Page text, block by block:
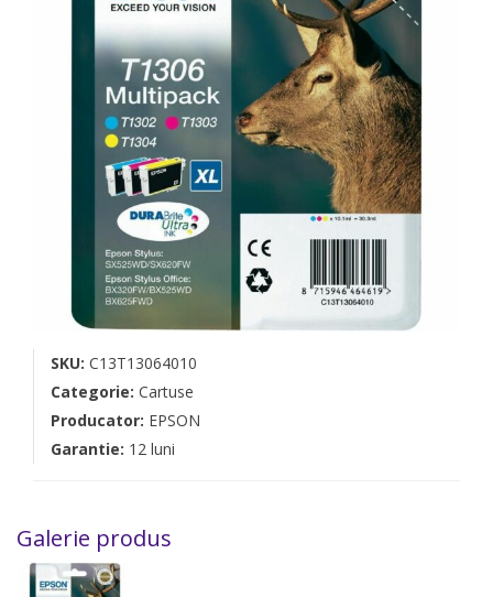
SKU: C13T13064010
Categorie: Cartuse
Producator: EPSON
Garantie: 12 luni
Galerie produs